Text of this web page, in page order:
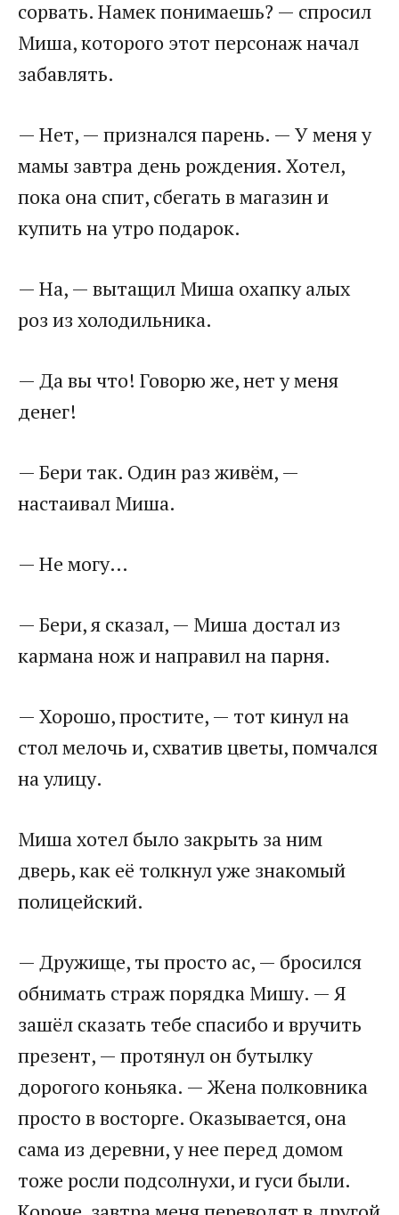
сорвать. Намек понимаешь? — спросил
Миша, которого этот персонаж начал
забавлять.
— Нет, — признался парень. — У меня у
мамы завтра день рождения. Хотел,
пока она спит, сбегать в магазин и
купить на утро подарок.
— На, — вытащил Миша охапку алых
роз из холодильника.
— Да вы что! Говорю же, нет у меня
денег!
— Бери так. Один раз живём, —
настаивал Миша.
— Не могу…
— Бери, я сказал, — Миша достал из
кармана нож и направил на парня.
— Хорошо, простите, — тот кинул на
стол мелочь и, схватив цветы, помчался
на улицу.
Миша хотел было закрыть за ним
дверь, как её толкнул уже знакомый
полицейский.
— Дружище, ты просто ас, — бросился
обнимать страж порядка Мишу. — Я
зашёл сказать тебе спасибо и вручить
презент, — протянул он бутылку
дорогого коньяка. — Жена полковника
просто в восторге. Оказывается, она
сама из деревни, у нее перед домом
тоже росли подсолнухи, и гуси были.